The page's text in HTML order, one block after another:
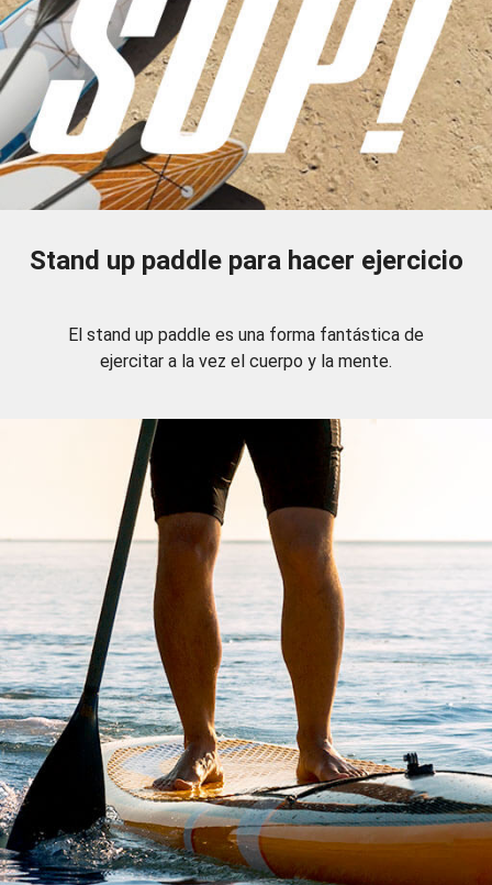
Stand up paddle para hacer ejercicio
El stand up paddle es una forma fantástica de
ejercitar a la vez el cuerpo y la mente.